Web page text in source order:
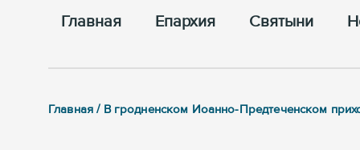
Главная Епархия Cвятыни
Главная / В гродненском Иоанно-Предтеченском